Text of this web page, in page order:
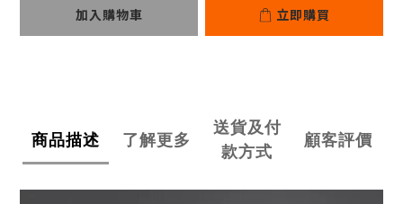
加入購物車 立即購買
商品描述 了解更多
送貨及付
款方式
顧客評價